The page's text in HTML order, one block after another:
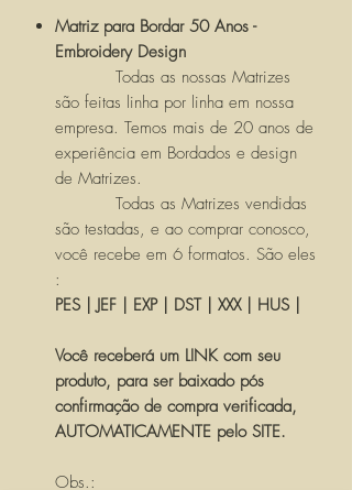
Matriz para Bordar 50 Anos -
Embroidery Design
Todas as nossas Matrizes
são feitas linha por linha em nossa
empresa. Temos mais de 20 anos de
experiência em Bordados e design
de Matrizes.
Todas as Matrizes vendidas
são testadas, e ao comprar conosco,
você recebe em 6 formatos. São eles
:
PES | JEF | EXP | DST | XXX | HUS |
Você receberá um LINK com seu
produto, para ser baixado pós
confirmação de compra verificada,
AUTOMATICAMENTE pelo SITE.
Obs.: